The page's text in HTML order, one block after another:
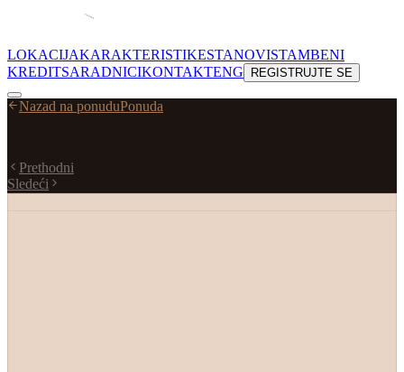
LOKACIJAKARAKTERISTIKESTANOVISTAMBENI
KREDITSARADNICIKONTAKTENG REGISTRUJTE SE
Nazad na ponuduPonuda
Prethodni
Sledeći